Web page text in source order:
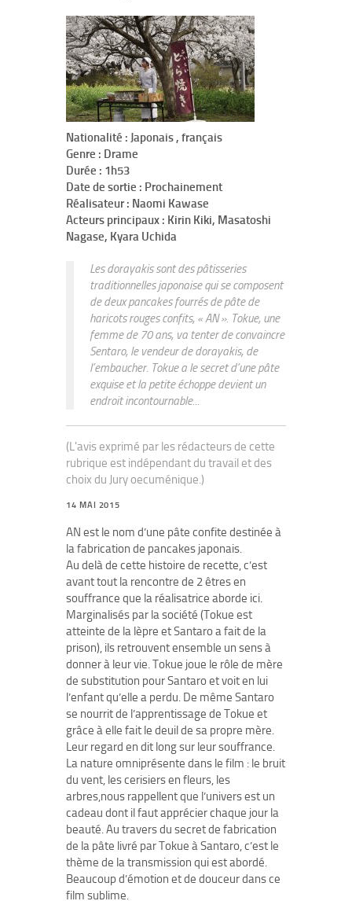
Nationalité : Japonais , français
Genre : Drame
Durée : 1h53
Date de sortie : Prochainement
Réalisateur : Naomi Kawase
Acteurs principaux : Kirin Kiki, Masatoshi
Nagase, Kyara Uchida
Les dorayakis sont des pâtisseries
traditionnelles japonaise qui se composent
de deux pancakes fourrés de pâte de
haricots rouges confits, « AN ». Tokue, une
femme de 70 ans, va tenter de convaincre
Sentaro, le vendeur de dorayakis, de
l’embaucher. Tokue a le secret d’une pâte
exquise et la petite échoppe devient un
endroit incontournable...
(L'avis exprimé par les rédacteurs de cette
rubrique est indépendant du travail et des
choix du Jury oecuménique.)
14 MAI 2015
AN est le nom d’une pâte confite destinée à
la fabrication de pancakes japonais.
Au delà de cette histoire de recette, c’est
avant tout la rencontre de 2 êtres en
souffrance que la réalisatrice aborde ici.
Marginalisés par la société (Tokue est
atteinte de la lèpre et Santaro a fait de la
prison), ils retrouvent ensemble un sens à
donner à leur vie. Tokue joue le rôle de mère
de substitution pour Santaro et voit en lui
l’enfant qu’elle a perdu. De même Santaro
se nourrit de l’apprentissage de Tokue et
grâce à elle fait le deuil de sa propre mère.
Leur regard en dit long sur leur souffrance.
La nature omniprésente dans le film : le bruit
du vent, les cerisiers en fleurs, les
arbres,nous rappellent que l’univers est un
cadeau dont il faut apprécier chaque jour la
beauté. Au travers du secret de fabrication
de la pâte livré par Tokue à Santaro, c’est le
thème de la transmission qui est abordé.
Beaucoup d’émotion et de douceur dans ce
film sublime.